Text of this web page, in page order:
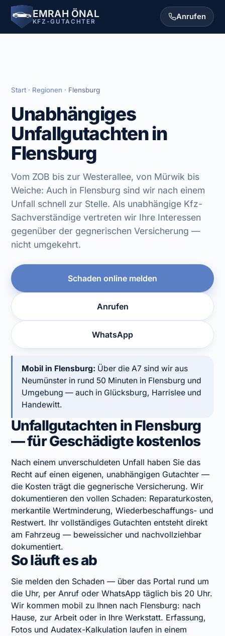
EMRAH ÖNAL
KFZ-GUTACHTER
Anrufen
Start · Regionen · Flensburg
Unabhängiges
Unfallgutachten in
Flensburg
Vom ZOB bis zur Westerallee, von Mürwik bis
Weiche: Auch in Flensburg sind wir nach einem
Unfall schnell zur Stelle. Als unabhängige Kfz-
Sachverständige vertreten wir Ihre Interessen
gegenüber der gegnerischen Versicherung —
nicht umgekehrt.
Schaden online melden
Anrufen
WhatsApp
Mobil in Flensburg: Über die A7 sind wir aus
Neumünster in rund 50 Minuten in Flensburg und
Umgebung — auch in Glücksburg, Harrislee und
Handewitt.
Unfallgutachten in Flensburg
— für Geschädigte kostenlos
Nach einem unverschuldeten Unfall haben Sie das
Recht auf einen eigenen, unabhängigen Gutachter —
die Kosten trägt die gegnerische Versicherung. Wir
dokumentieren den vollen Schaden: Reparaturkosten,
merkantile Wertminderung, Wiederbeschaffungs- und
Restwert. Ihr vollständiges Gutachten entsteht direkt
am Fahrzeug — beweissicher und nachvollziehbar
dokumentiert.
So läuft es ab
Sie melden den Schaden — über das Portal rund um
die Uhr, per Anruf oder WhatsApp täglich bis 20 Uhr.
Wir kommen mobil zu Ihnen nach Flensburg: nach
Hause, zur Arbeit oder in Ihre Werkstatt. Erfassung,
Fotos und Audatex-Kalkulation laufen in einem